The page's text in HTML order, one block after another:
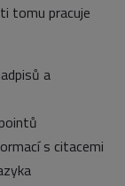
tomu pracuje
a
s citacemi